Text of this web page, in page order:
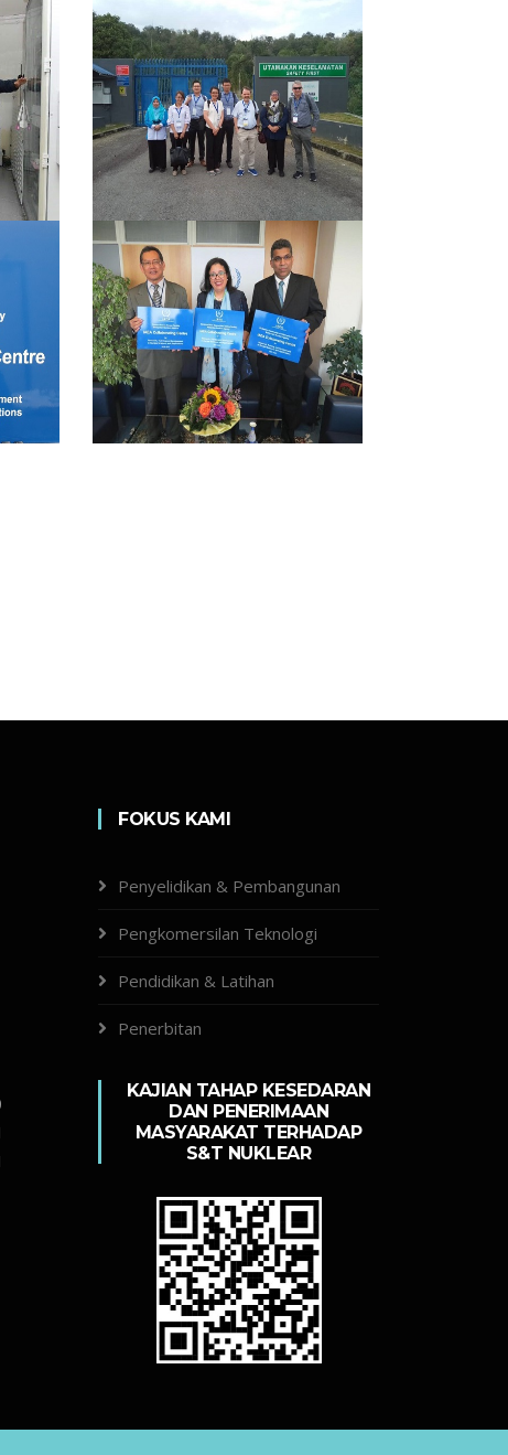
FOKUS KAMI
Penyelidikan & Pembangunan
Pengkomersilan Teknologi
Pendidikan & Latihan
Penerbitan
KAJIAN TAHAP KESEDARAN
DAN PENERIMAAN
MASYARAKAT TERHADAP
S&T NUKLEAR